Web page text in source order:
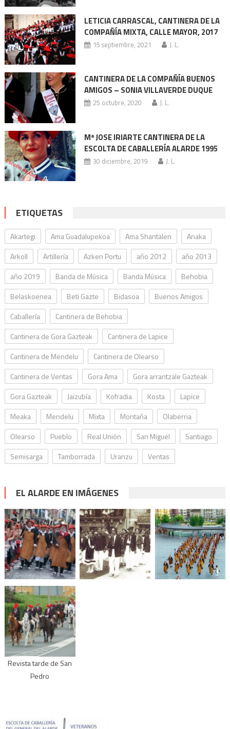
LETICIA CARRASCAL, CANTINERA DE LA
COMPAÑÍA MIXTA, CALLE MAYOR, 2017
15 septiembre, 2021 J. L.
CANTINERA DE LA COMPAÑÍA BUENOS
AMIGOS – SONIA VILLAVERDE DUQUE
25 octubre, 2020 J. L.
Mª JOSE IRIARTE CANTINERA DE LA
ESCOLTA DE CABALLERÍA ALARDE 1995
30 diciembre, 2019 J. L.
ETIQUETAS
Akartegi Ama Guadalupekoa Ama Shantalen
Anaka
Arkoll
Artillería Azken Portu año 2012
año 2013
año 2019
Banda de Música Banda Música
Behobia
Belaskoenea
Beti Gazte Bidasoa
Buenos Amigos
Caballería
Cantinera de Behobia
Cantinera de Gora Gazteak
Cantinera de Lapice
Cantinera de Mendelu
Cantinera de Olearso
Cantinera de Ventas
Gora Ama
Gora arrantzale Gazteak
Gora Gazteak
Jaizubía Kofradia Kosta
Lapice
Meaka
Mendelu Mixta Montaña
Olaberria
Olearso
Pueblo Real Unión San Miguel
Santiago
Semisarga
Tamborrada Uranzu Ventas
EL ALARDE EN IMÁGENES
Revista tarde de San
Pedro